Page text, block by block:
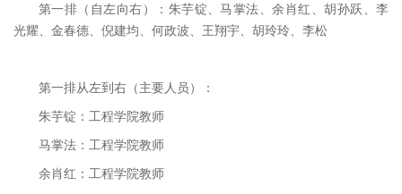
第一排（自左向右）：朱芋锭、马掌法、余肖红、胡孙跃、李
光耀、金春德、倪建均、何政波、王翔宇、胡玲玲、李松
第一排从左到右（主要人员）：
朱芋锭：工程学院教师
马掌法：工程学院教师
余肖红：工程学院教师